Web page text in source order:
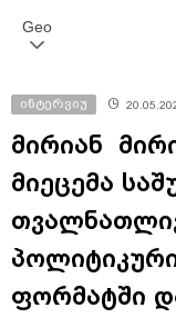
Geo
ინტერვიუ
მირიან
მიეცემა
ფორმატში